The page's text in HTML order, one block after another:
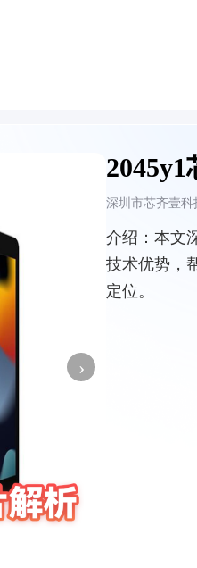
›
深圳市芯齐壹科
介绍： 本文
技术优势，
定位。